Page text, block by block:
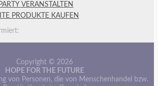
VERANSTALTEN
PRODUKTE KAUFEN
Copyright © 2026
HOPE FOR THE FUTURE
von Personen, die von Menschenhandel bzw.